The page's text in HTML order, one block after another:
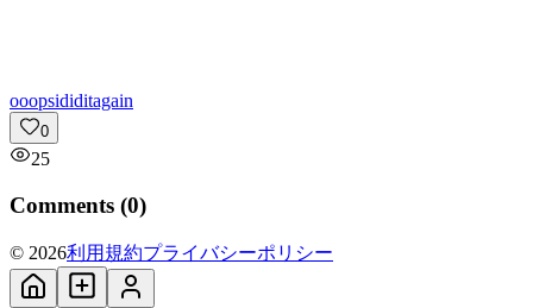
ooopsididitagain
0
25
Comments (0)
© 2026利用規約プライバシーポリシー